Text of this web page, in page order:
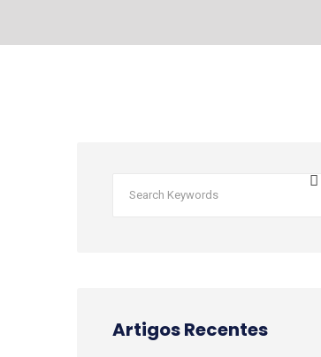
Artigos Recentes